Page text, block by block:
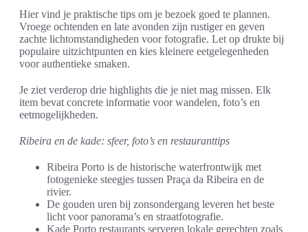
Hier vind je praktische tips om je bezoek goed te plannen.
Vroege ochtenden en late avonden zijn rustiger en geven
zachte lichtomstandigheden voor fotografie. Let op drukte bij
populaire uitzichtpunten en kies kleinere eetgelegenheden
voor authentieke smaken.
Je ziet verderop drie highlights die je niet mag missen. Elk
item bevat concrete informatie voor wandelen, foto’s en
eetmogelijkheden.
Ribeira en de kade: sfeer, foto’s en restauranttips
Ribeira Porto is de historische waterfrontwijk met
fotogenieke steegjes tussen Praça da Ribeira en de
rivier.
De gouden uren bij zonsondergang leveren het beste
licht voor panorama’s en straatfotografie.
Kade Porto restaurants serveren lokale gerechten zoals